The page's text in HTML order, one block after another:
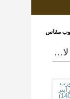
بورت ديزاينز (140377) حقيبة لاب توب مقاس 13.3-14 بوصة